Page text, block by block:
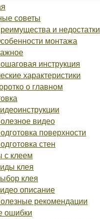
советы
и недостатки
монтажа
инструкция
характеристики
о главном
видео
поверхности
стен
с клеем
клея
клея
описание
рекомендации
ошибки